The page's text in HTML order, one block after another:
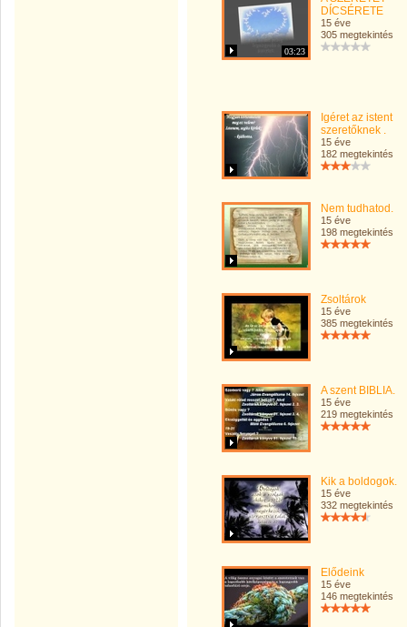
03:23
DÍCSÉRETE
15 éve
305 megtekintés
Igéret az istent
szeretőknek .
15 éve
182 megtekintés
Nem tudhatod.
15 éve
198 megtekintés
Zsoltárok
15 éve
385 megtekintés
A szent BIBLIA.
15 éve
219 megtekintés
Kik a boldogok.
15 éve
332 megtekintés
Elődeink
15 éve
146 megtekintés